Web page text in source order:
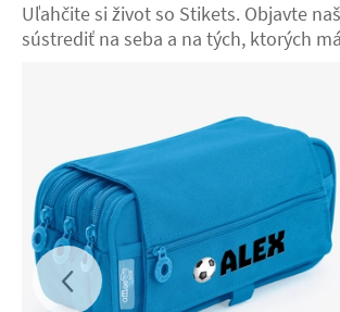
Uľahčite si život so Stikets. Objavte
sústrediť na seba a na tých, ktorých